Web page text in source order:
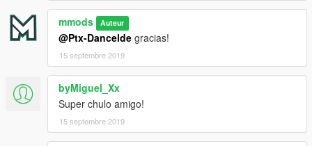
mmods Auteur
@Ptx-Dancelde gracias!
15 septembre 2019
byMiguel_Xx
Super chulo amigo!
15 septembre 2019